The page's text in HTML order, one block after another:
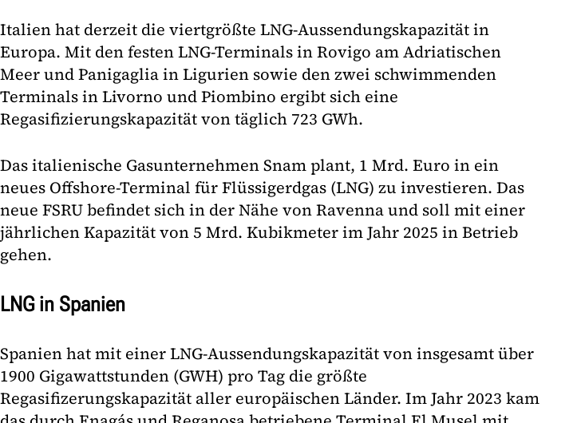
Italien hat derzeit die viertgrößte LNG-Aussendungskapazität in
Europa. Mit den festen LNG-Terminals in Rovigo am Adriatischen
Meer und Panigaglia in Ligurien sowie den zwei schwimmenden
Terminals in Livorno und Piombino ergibt sich eine
Regasifizierungskapazität von täglich 723 GWh.
Das italienische Gasunternehmen Snam plant, 1 Mrd. Euro in ein
neues Offshore-Terminal für Flüssigerdgas (LNG) zu investieren. Das
neue FSRU befindet sich in der Nähe von Ravenna und soll mit einer
jährlichen Kapazität von 5 Mrd. Kubikmeter im Jahr 2025 in Betrieb
gehen.
LNG in Spanien
Spanien hat mit einer LNG-Aussendungskapazität von insgesamt über
1900 Gigawattstunden (GWH) pro Tag die größte
Regasifizerungskapazität aller europäischen Länder. Im Jahr 2023 kam